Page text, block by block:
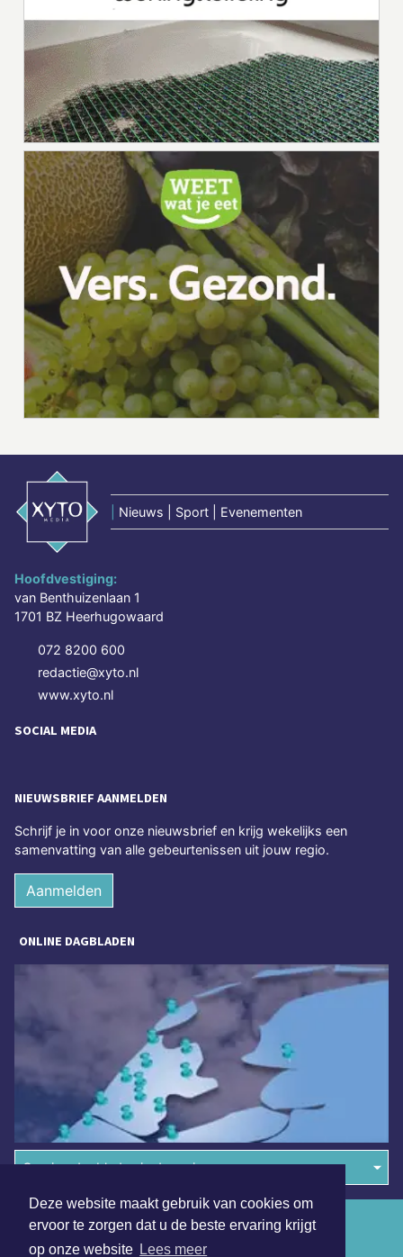
Deze website maakt gebruik van cookies om
ervoor te zorgen dat u de beste ervaring krijgt
op onze website Lees meer
Nieuws | Sport | Evenementen
Hoofdvestiging:
van Benthuizenlaan 1
1701 BZ Heerhugowaard
072 8200 600
redactie@xyto.nl
www.xyto.nl
SOCIAL MEDIA
NIEUWSBRIEF AANMELDEN
Schrijf je in voor onze nieuwsbrief en krijg wekelijks een
samenvatting van alle gebeurtenissen uit jouw regio.
Aanmelden
ONLINE DAGBLADEN
Overige dagbladen in de regio
Algemene voorwaarden
Disclaimer